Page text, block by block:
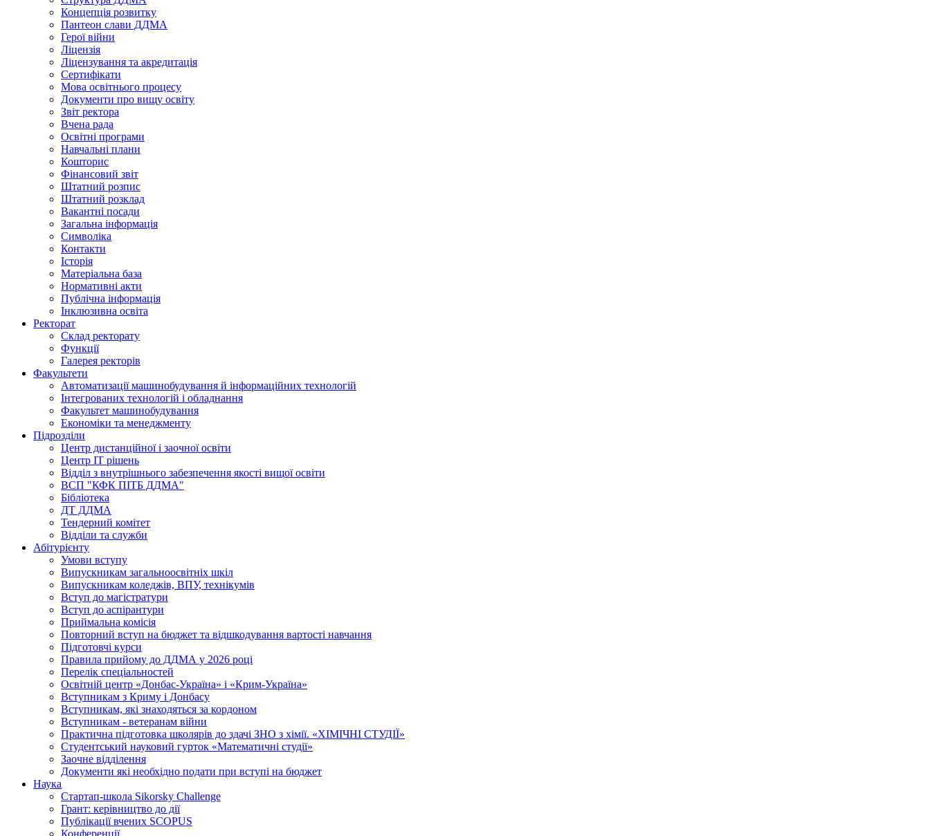
Концепція розвитку
Пантеон слави ДДМА
Герої війни
Ліцензія
Ліцензування та акредитація
Сертифікати
Мова освітнього процесу
Документи про вищу освіту
Звіт ректора
Вчена рада
Освітні програми
Навчальні плани
Кошторис
Фінансовий звіт
Штатний розпис
Штатний розклад
Вакантні посади
Загальна інформація
Символіка
Контакти
Історія
Матеріальна база
Нормативні акти
Публічна інформація
Інклюзивна освіта
Ректорат
Склад ректорату
Функції
Галерея ректорів
Факультети
Автоматизації машинобудування й інформаційних технологій
Інтегрованих технологій і обладнання
Факультет машинобудування
Економіки та менеджменту
Підрозділи
Центр дистанційної і заочної освіти
Центр ІТ рішень
Відділ з внутрішнього забезпечення якості вищої освіти
ВСП "КФК ПІТБ ДДМА"
Бібліотека
ДТ ДДМА
Тендерний комітет
Відділи та служби
Абітурієнту
Умови вступу
Випускникам загальноосвітніх шкіл
Випускникам коледжів, ВПУ, технікумів
Вступ до магістратури
Вступ до аспірантури
Приймальна комісія
Повторний вступ на бюджет та відшкодування вартості навчання
Підготовчі курси
Правила прийому до ДДМА у 2026 році
Перелік спеціальностей
Освітній центр «Донбас-Україна» і «Крим-Україна»
Вступникам з Криму і Донбасу
Вступникам, які знаходяться за кордоном
Вступникам - ветеранам війни
Практична підготовка школярів до здачі ЗНО з хімії. «ХІМІЧНІ СТУДІЇ»
Студентський науковий гурток «Математичні студії»
Заочне відділення
Документи які необхідно подати при вступі на бюджет
Наука
Стартап-школа Sikorsky Challenge
Грант: керівництво до дії
Публікації вчених SCOPUS
Конференції